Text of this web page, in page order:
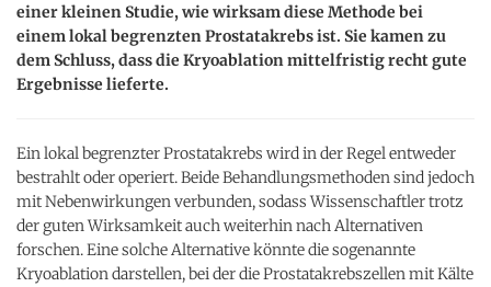
einer kleinen Studie, wie wirksam diese Methode bei
einem lokal begrenzten Prostatakrebs ist. Sie kamen zu
dem Schluss, dass die Kryoablation mittelfristig recht gute
Ergebnisse lieferte.
Ein lokal begrenzter Prostatakrebs wird in der Regel entweder
bestrahlt oder operiert. Beide Behandlungsmethoden sind jedoch
mit Nebenwirkungen verbunden, sodass Wissenschaftler trotz
der guten Wirksamkeit auch weiterhin nach Alternativen
forschen. Eine solche Alternative könnte die sogenannte
Kryoablation darstellen, bei der die Prostatakrebszellen mit Kälte